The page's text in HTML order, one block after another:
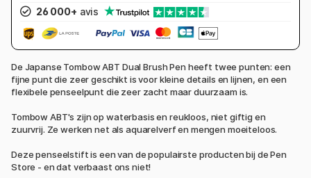
26 000+ avis
De Japanse Tombow ABT Dual Brush Pen heeft twee punten: een
fijne punt die zeer geschikt is voor kleine details en lijnen, en een
flexibele penseelpunt die zeer zacht maar duurzaam is.
Tombow ABT's zijn op waterbasis en reukloos, niet giftig en
zuurvrij. Ze werken net als aquarelverf en mengen moeiteloos.
Deze penseelstift is een van de populairste producten bij de Pen
Store - en dat verbaast ons niet!